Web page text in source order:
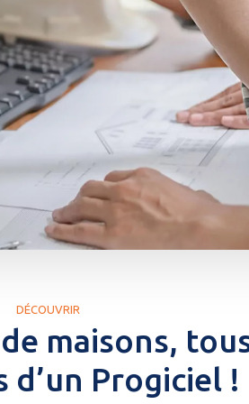
DÉCOUVRIR
maisons,
d’un Progiciel !